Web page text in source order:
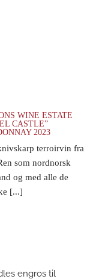
WINE ESTATE
CASTLE”
2023
terroirvin fra
som nordnorsk
og med alle de
[...]
engros til